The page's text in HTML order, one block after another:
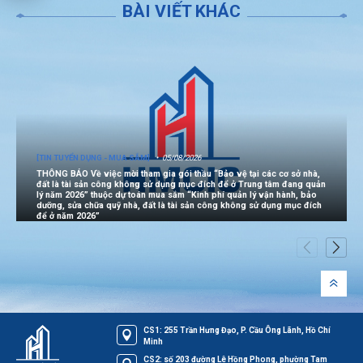
BÀI VIẾT KHÁC
[TIN TUYỂN DỤNG - MUA SẮM] 05/08/2026
THÔNG BÁO Về việc mời tham gia gói thầu “Bảo vệ tại các cơ sở nhà,
đất là tài sản công không sử dụng mục đích để ở Trung tâm đang quản
lý năm 2026” thuộc dự toán mua sắm “Kinh phí quản lý vận hành, bảo
dưỡng, sửa chữa quỹ nhà, đất là tài sản công không sử dụng mục đích
để ở năm 2026”
CS1: 255 Trần Hưng Đạo, P. Cầu Ông Lãnh, Hồ Chí
Minh
CS2: số 203 đường Lê Hồng Phong, phường Tam